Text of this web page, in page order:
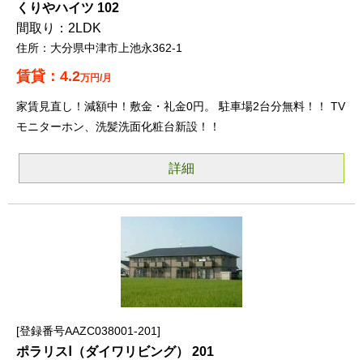
くりやハイツ 102
2LDK
大分県中津市上池永362-1
4.2万円/月
家賃見直し！減額中！敷金・礼金0円。 駐車場2台分無料！！ TV
モニターホン、洗髪洗面化粧台新設！！
詳細
登録番号AAZC038001-201
ポラリスⅠ（ダイワリビング） 201